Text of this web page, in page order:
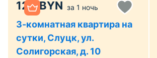
120 BYN за 1 ночь
3-комнатная квартира на
сутки, Слуцк, ул.
Солигорская, д. 10